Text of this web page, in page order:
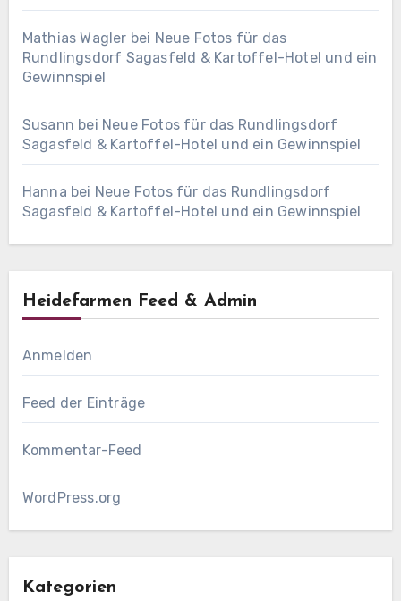
Mathias Wagler bei Neue Fotos für das
Rundlingsdorf Sagasfeld & Kartoffel-Hotel und ein
Gewinnspiel
Susann bei Neue Fotos für das Rundlingsdorf
Sagasfeld & Kartoffel-Hotel und ein Gewinnspiel
Hanna bei Neue Fotos für das Rundlingsdorf
Sagasfeld & Kartoffel-Hotel und ein Gewinnspiel
Heidefarmen Feed & Admin
Anmelden
Feed der Einträge
Kommentar-Feed
WordPress.org
Kategorien